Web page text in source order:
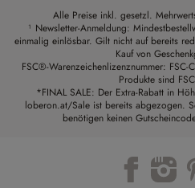
Alle Preise inkl. gesetzl.
¹ Newsletter-Anmeldung:
einmalig einlösbar. Gilt nicht auf bereits
Kauf von
FSC®-Warenzeichenlizenznummer:
Produkte sind
*FINAL SALE: Der Extra-Rabatt in
loberon.at/Sale ist bereits abgezogen.
benötigen keinen